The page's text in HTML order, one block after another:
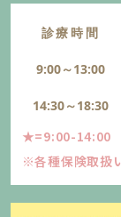
診療時間
9:00～13:00
14:30～18:30
★=9:00-14:00
※各種保険取扱